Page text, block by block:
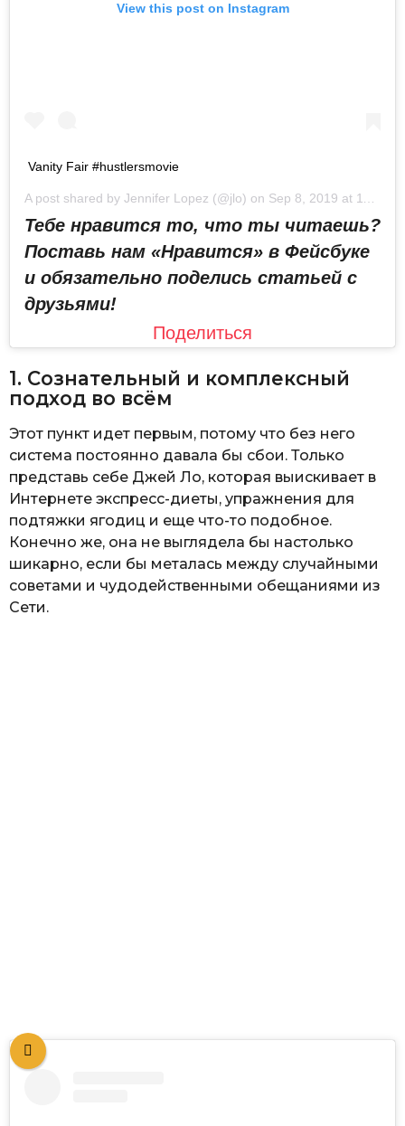
View this post on Instagram
Vanity Fair #hustlersmovie
A post shared by Jennifer Lopez (@jlo) on Sep 8, 2019 at 11:00pm PDT
Тебе нравится то, что ты читаешь?
Поставь нам «Нравится» в Фейсбуке
и обязательно поделись статьей с
друзьями!
Поделиться
1. Сознательный и комплексный
подход во всём
Этот пункт идет первым, потому что без него
система постоянно давала бы сбои. Только
представь себе Джей Ло, которая выискивает в
Интернете экспресс-диеты, упражнения для
подтяжки ягодиц и еще что-то подобное.
Конечно же, она не выглядела бы настолько
шикарно, если бы металась между случайными
советами и чудодейственными обещаниями из
Сети.